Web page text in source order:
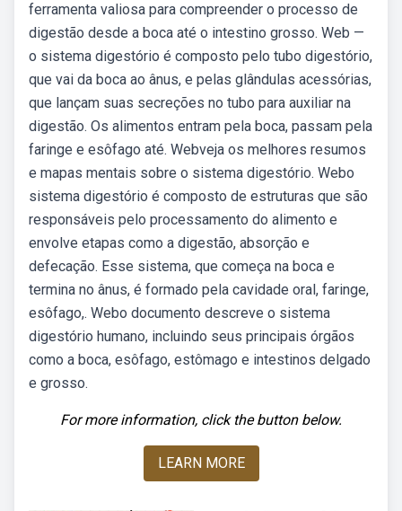
ferramenta valiosa para compreender o processo de
digestão desde a boca até o intestino grosso. Web —
o sistema digestório é composto pelo tubo digestório,
que vai da boca ao ânus, e pelas glândulas acessórias,
que lançam suas secreções no tubo para auxiliar na
digestão. Os alimentos entram pela boca, passam pela
faringe e esôfago até. Webveja os melhores resumos
e mapas mentais sobre o sistema digestório. Webo
sistema digestório é composto de estruturas que são
responsáveis pelo processamento do alimento e
envolve etapas como a digestão, absorção e
defecação. Esse sistema, que começa na boca e
termina no ânus, é formado pela cavidade oral, faringe,
esôfago,. Webo documento descreve o sistema
digestório humano, incluindo seus principais órgãos
como a boca, esôfago, estômago e intestinos delgado
e grosso.
For more information, click the button below.
LEARN MORE